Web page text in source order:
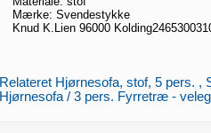
Mærke: Svendestykke
Knud K. Lien 96000 Kolding24653003
Relateret Hjørnesofa, stof, 5 pers. ,
Hjørnesofa / 3 pers. Fyrretræ -